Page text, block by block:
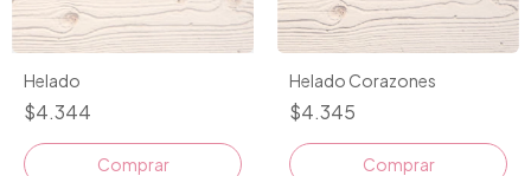
Helado
$4.344
Comprar
Helado Corazones
$4.345
Comprar